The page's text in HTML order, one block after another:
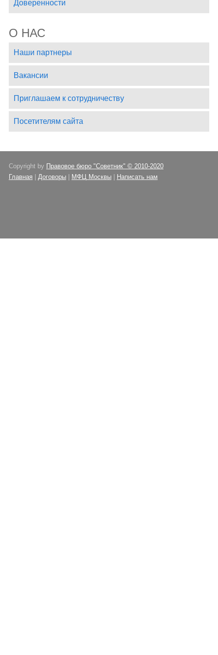
Доверенности
О НАС
Наши партнеры
Вакансии
Приглашаем к сотрудничеству
Посетителям сайта
Copyright by Правовое бюро "Советник" © 2010-2020
Главная
Договоры| МФЦ Москвы| Написать нам